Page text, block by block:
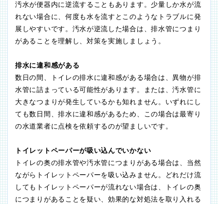
汚水が便器内に逆流することもあります。少量しか水が流
れない場合に、何度も水を流すとこのようなトラブルに発
展しやすいです。汚水が逆流した場合は、排水管につまり
があることを理解し、対策を実施しましょう。
排水に違和感がある
数日の間、トイレの排水に違和感がある場合は、異物が排
水管に詰まっている可能性があります。または、汚水管に
大きなつまりが発生しているかも知れません。いずれにし
ても数日間、排水に違和感があるため、この場合は最寄り
の水道業者に点検を依頼するのが望ましいです。
トイレットペーパーが吸い込んでいかない
トイレの奥の排水管や汚水管につまりがある場合は、当然
ながらトイレットペーパーを吸い込みません。どれだけ流
してもトイレットペーパーが流れない場合は、トイレの奥
につまりがあることを疑い、効果的な対処法を取り入れる